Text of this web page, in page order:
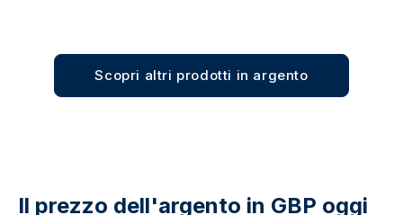
Scopri altri prodotti in argento
Il prezzo dell'argento in GBP oggi